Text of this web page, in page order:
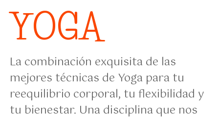
YOGA
La combinación exquisita de las
mejores técnicas de Yoga para tu
reequilibrio corporal, tu flexibilidad y
tu bienestar. Una disciplina que nos